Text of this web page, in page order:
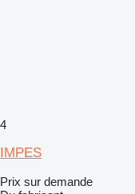
4
IMPES
Prix sur demande